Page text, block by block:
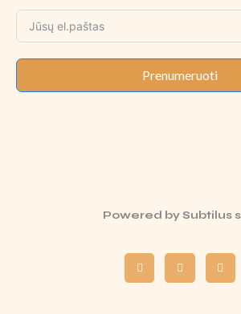
Prenumeruoti
Powered bySubtilus